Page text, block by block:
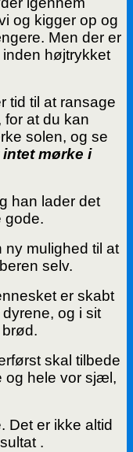
og kigger op og
Men der er
højtrykket
tid til at ransage
for at du kan
solen, og se
mørke i
han lader det
gode.
ny mulighed til at
selv.
er skabt
og i sit
skal tilbede
og hele vor sjæl,
Det er ikke altid
.